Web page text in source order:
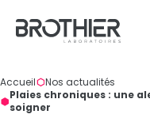
Vous
êtes
Accueil
Nos actualités
Plaies chroniques : une
soigner